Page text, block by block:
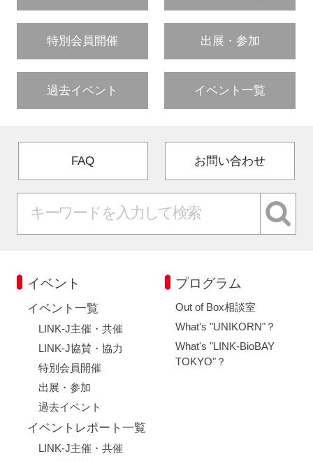
特別会員開催 出展・参加
過去イベント イベント一覧
FAQ お問い合わせ
イベント
イベント一覧
LINK-J主催・共催
LINK-J協賛・協力
特別会員開催
出展・参加
過去イベント
イベントレポート一覧
LINK-J主催・共催
プログラム
Out of Box相談室
What's "UNIKORN"？
What's "LINK-BioBAY
TOKYO"？